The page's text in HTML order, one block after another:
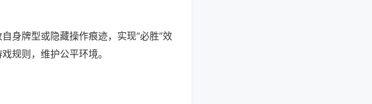
身牌型或隐藏操作痕迹，实现“必胜”效
规则，维护公平环境。